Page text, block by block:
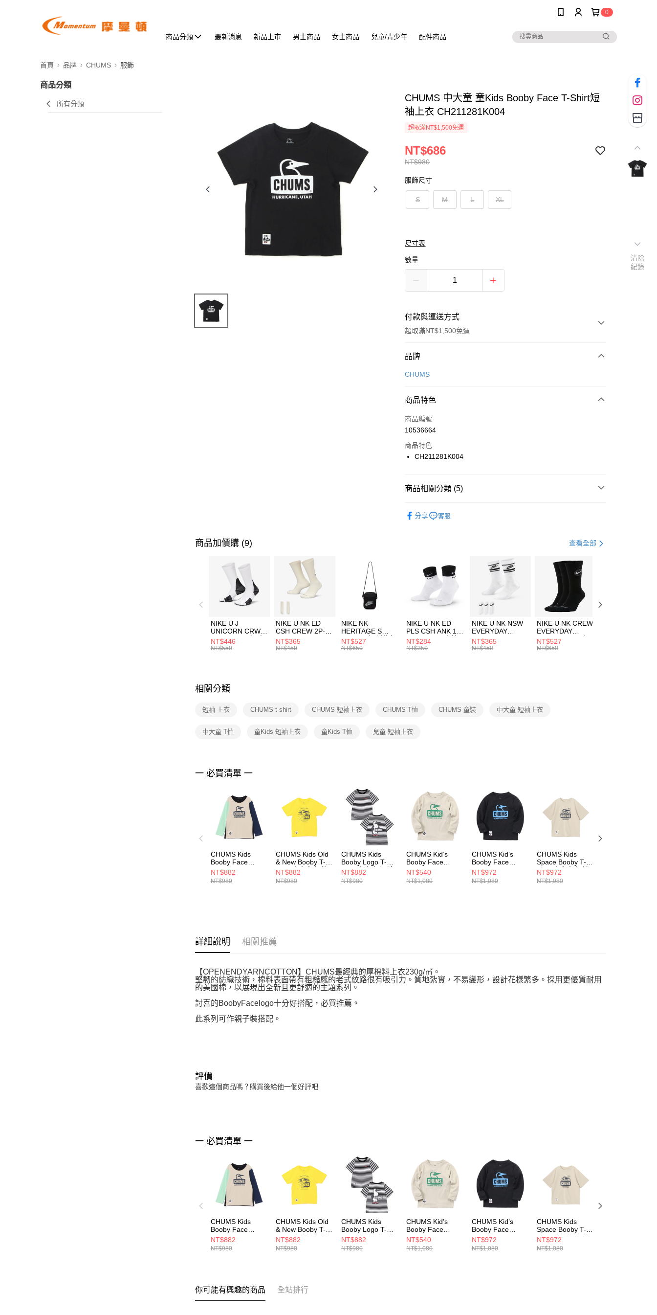
0
商品分類 最新消息 新品上市 男士商品 女士商品 兒童/青少年 配件商品
首頁 品牌 CHUMS 服飾
商品分類
所有分類
CHUMS 中大童 童Kids Booby Face T-Shirt短
袖上衣 CH211281K004
超取滿NT$1,500免運
NT$980
NT$686
服飾尺寸
S M L XL
尺寸表
數量
付款與運送方式
超取滿NT$1,500免運
付款方式
信用卡一次付款
合作金庫商業銀行
華南商業銀行
上海商業儲蓄銀行
國泰世華商業銀行
聯邦商業銀行
台新國際商業銀行
LINE Pay
Apple Pay
【關於「AFTEE先享後付」】
３．安心：先確認商品／服務後，再付款。
【「AFTEE先享後付」結帳流程】
１．於結帳方式選擇「AFTEE先享後付」後，將跳轉至「AFTEE先享後
付」結帳頁面，進行簡訊認證並確認金額後，即可完成結帳。
２．訂單成立數日內，您將收到繳費通知簡訊。
３．收到繳費通知簡訊後14天內，點擊此簡訊中的連結，可透過四大超商
／ATM／網路銀行／等多元方式進行付款，方視為交易完成。
※ 請注意：結帳手續完成當下不需立刻繳費，但若您需要取消訂單，請聯
絡購買商品的店家。未經商家同意取消之訂單仍視為有效，需透過AFTEE
先享後付繳納相關費用。
交易，需依本服務之必要範圍內提供個人資料，並將交易相關給付款項請
２．關於個人資料處理事宜，請瀏覽以下網址：
結果請求用戶進行身份認證。
５．嚴禁一人註冊多個帳號或使用他人資訊註冊。若發現惡意使用之情
形，恩沛科技股份有限公司將有權停止該用戶之使用額度並採取法律行
動。
每筆NT$100，滿NT$1,500(含以上)免運費
每筆NT$100，滿NT$1,500(含以上)免運費
付款後門市自取
每筆NT$100，滿NT$1,500(含以上)免運費
品牌
CHUMS
商品特色
商品編號
10536664
商品特色
CH211281K004
商品相關分類 (5)
促銷活動 兒童/青少年｜鞋服6折起
分享 客服
商品加價購 (9) 查看全部
NIKE U J
UNICORN CRW
1PR -160 男女 中
統襪 FZ3393100
NT$446
NT$550
NIKE U NK ED
CSH CREW 2P-
144 EMBRDY 男
女 短統襪
NT$365
NT$450
NIKE NK
HERITAGE S
SMIT 男女 側背包
BA5871010
NT$527
NT$650
NIKE U NK ED
PLS CSH ANK 1P
144 DBL 男 中統
襪 DH4058104
NT$284
NT$350
NIKE U NK NSW
EVERYDAY
ESSENTIAL CR
男女 短統襪
NT$365
NT$450
NIKE U NK CREW
EVERYDAY
BBALL 3PR 男女
長統襪
NT$527
NT$650
相關分類
短袖 上衣 CHUMS t-shirt CHUMS 短袖上衣 CHUMS T恤 CHUMS 童裝 中大童 短袖上衣
中大童 T恤 童Kids 短袖上衣 童Kids T恤 兒童 短袖上衣
一 必買清單 一
CHUMS Kids
Booby Face
Brushed L/S T-
Shirt 中大童 長袖
上衣 MintCrazy
NT$882
NT$980
CHUMS Kids Old
& New Booby T-
Shirt 中大童 短袖
上衣 黃色
CH211442Y001
NT$882
NT$980
CHUMS Kids
Booby Logo T-
Shirt 中大童 短袖
上衣 白/黑
CH211282W049
NT$882
NT$980
CHUMS Kid’s
Booby Face
Brushed L/S T-
Shirt 中大童 長袖T
恤
NT$540
NT$1,080
CHUMS Kid’s
Booby Face
Brushed L/S T-
Shirt 中大童 長袖T
恤
NT$972
NT$1,080
CHUMS Kids
Space Booby T-
Shirt 中大童 短袖
上衣 米灰色
CH211356G057
NT$972
NT$1,080
詳細說明 相關推薦
【OPENENDYARNCOTTON】CHUMS最經典的厚棉料上衣230g/㎡。
堅韌的紡織技術，棉料表面帶有粗糙感的老式紋路很有吸引力。質地紮實，不易變形，設計花樣繁多。採用更優質耐用
的美國棉，以展現出全新且更舒適的主題系列。
討喜的BoobyFacelogo十分好搭配，必買推薦。
此系列可作親子裝搭配。
評價
喜歡這個商品嗎？購買後給他一個好評吧
一 必買清單 一
CHUMS Kids
Booby Face
Brushed L/S T-
Shirt 中大童 長袖
上衣 MintCrazy
NT$882
NT$980
CHUMS Kids Old
& New Booby T-
Shirt 中大童 短袖
上衣 黃色
CH211442Y001
NT$882
NT$980
CHUMS Kids
Booby Logo T-
Shirt 中大童 短袖
上衣 白/黑
CH211282W049
NT$882
NT$980
CHUMS Kid’s
Booby Face
Brushed L/S T-
Shirt 中大童 長袖T
恤
NT$540
NT$1,080
CHUMS Kid’s
Booby Face
Brushed L/S T-
Shirt 中大童 長袖T
恤
NT$972
NT$1,080
CHUMS Kids
Space Booby T-
Shirt 中大童 短袖
上衣 米灰色
CH211356G057
NT$972
NT$1,080
你可能有興趣的商品 全站排行
清除
紀錄